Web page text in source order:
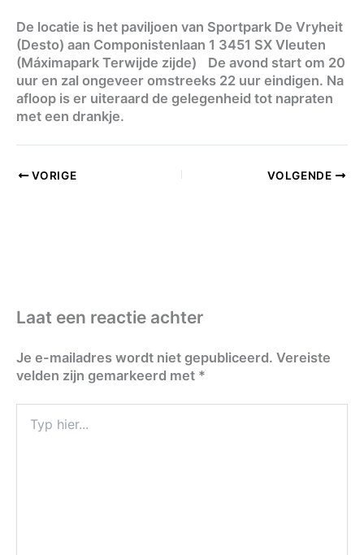
De locatie is het paviljoen van Sportpark De Vryheit
(Desto) aan Componistenlaan 1 3451 SX Vleuten
(Máximapark Terwijde zijde) De avond start om 20
uur en zal ongeveer omstreeks 22 uur eindigen. Na
afloop is er uiteraard de gelegenheid tot napraten
met een drankje.
VORIGE VOLGENDE
Laat een reactie achter
Je e-mailadres wordt niet gepubliceerd. Vereiste
velden zijn gemarkeerd met *
hier...